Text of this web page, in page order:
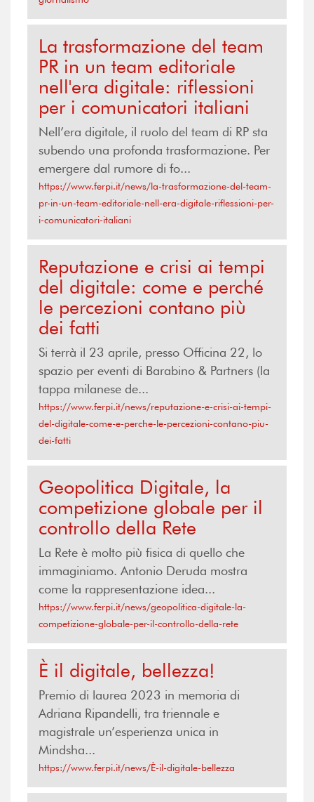
La trasformazione del team
PR in un team editoriale
nell'era digitale: riflessioni
per i comunicatori italiani
Nell’era digitale, il ruolo del team di RP sta
subendo una profonda trasformazione. Per
emergere dal rumore di fo...
https://www.ferpi.it/news/la-trasformazione-del-team-
pr-in-un-team-editoriale-nell-era-digitale-riflessioni-per-
i-comunicatori-italiani
Reputazione e crisi ai tempi
del digitale: come e perché
le percezioni contano più
dei fatti
Si terrà il 23 aprile, presso Officina 22, lo
spazio per eventi di Barabino & Partners (la
tappa milanese de...
https://www.ferpi.it/news/reputazione-e-crisi-ai-tempi-
del-digitale-come-e-perche-le-percezioni-contano-piu-
dei-fatti
Geopolitica Digitale, la
competizione globale per il
controllo della Rete
La Rete è molto più fisica di quello che
immaginiamo. Antonio Deruda mostra
come la rappresentazione idea...
https://www.ferpi.it/news/geopolitica-digitale-la-
competizione-globale-per-il-controllo-della-rete
È il digitale, bellezza!
Premio di laurea 2023 in memoria di
Adriana Ripandelli, tra triennale e
magistrale un’esperienza unica in
Mindsha...
https://www.ferpi.it/news/È-il-digitale-bellezza